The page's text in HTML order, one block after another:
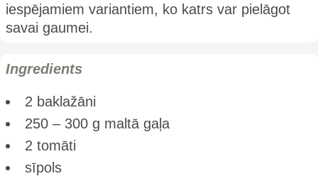
iespējamiem variantiem, ko katrs var pielāgot
savai gaumei.
Ingredients
2 baklažāni
250 – 300 g maltā gaļa
2 tomāti
sīpols